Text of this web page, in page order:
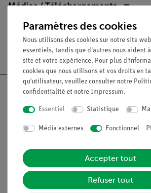
Médias / Téléchargements
Livraison gratuite à partir
Légal
Contact
Paramètres des cookies
Nous utilisons des cookies sur notre site
essentiels, tandis que d'autres nous aident
site et votre expérience. Pour plus
cookies que nous utilisons et vos droits en
qu'utilisateur, veuillez consulter notre
confidentialité et notre Impressum.
Essentiel Statistique
Média externes Fonctionnel
Accepter tout
Refuser tout